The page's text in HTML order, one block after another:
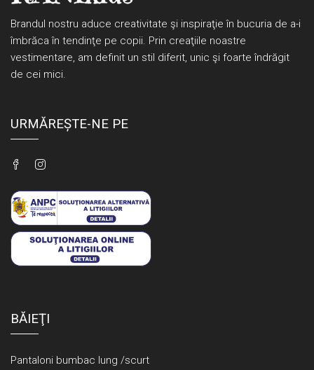
Brandul nostru aduce creativitate şi inspiraţie în bucuria de a-i
îmbrăca în tendinţe pe copii. Prin creaţiile noastre
vestimentare, am definit un stil diferit, unic şi foarte îndrăgit
de cei mici.
URMĂREȘTE-NE PE
BĂIEŢI
Pantaloni bumbac lung /scurt